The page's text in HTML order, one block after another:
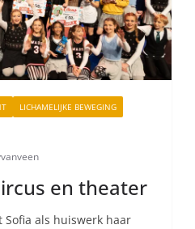
LICHAMELIJKE BEWEGING
en theater
als huiswerk haar